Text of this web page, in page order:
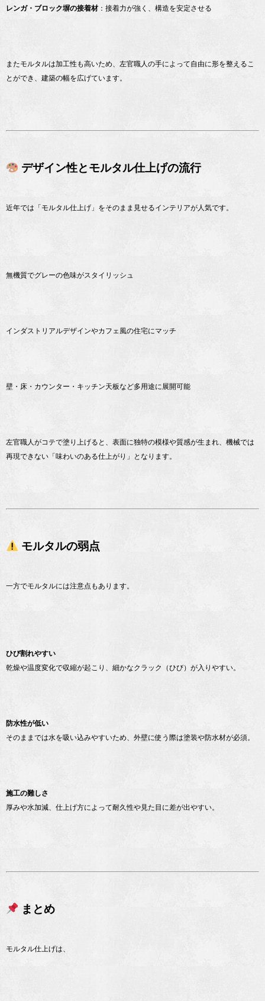
レンガ・ブロック塀の接着材：接着力が強く、構造を安定させる
またモルタルは加工性も高いため、左官職人の手によって自由に形を整えるこ
とができ、建築の幅を広げています。
デザイン性とモルタル仕上げの流行
近年では「モルタル仕上げ」をそのまま見せるインテリアが人気です。
無機質でグレーの色味がスタイリッシュ
インダストリアルデザインやカフェ風の住宅にマッチ
壁・床・カウンター・キッチン天板など多用途に展開可能
左官職人がコテで塗り上げると、表面に独特の模様や質感が生まれ、機械では
再現できない「味わいのある仕上がり」となります。
モルタルの弱点
一方でモルタルには注意点もあります。
ひび割れやすい
乾燥や温度変化で収縮が起こり、細かなクラック（ひび）が入りやすい。
防水性が低い
そのままでは水を吸い込みやすいため、外壁に使う際は塗装や防水材が必須。
施工の難しさ
厚みや水加減、仕上げ方によって耐久性や見た目に差が出やすい。
まとめ
モルタル仕上げは、